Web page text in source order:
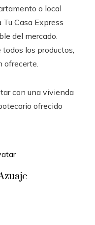
o local
Casa Express
del mercado.
los productos,
ofrecerte.
con una vivienda
ofrecido